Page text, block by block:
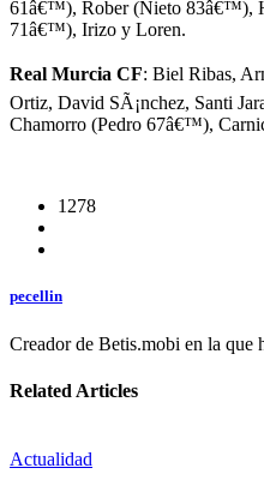
61â€™), Rober (Nieto 83â€™),
71â€™), Irizo y Loren.
Real Murcia CF: Biel Ribas,
Ortiz, David SÃ¡nchez, Santi
Chamorro (Pedro 67â€™),
1278
pecellin
Creador de Betis.mobi en la que
Related Articles
Actualidad